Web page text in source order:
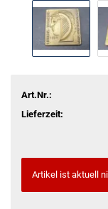
Art.Nr.:
Lieferzeit:
Artikel ist aktuell